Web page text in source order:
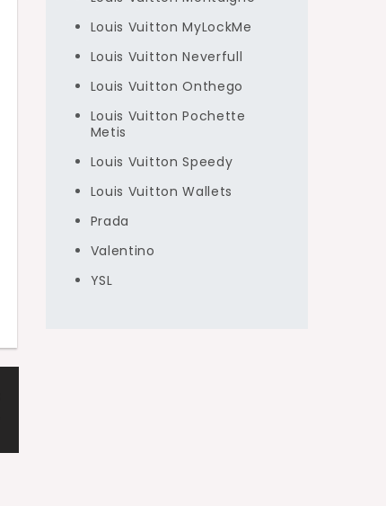
Louis Vuitton MyLockMe
Louis Vuitton Neverfull
Louis Vuitton Onthego
Louis Vuitton Pochette
Metis
Louis Vuitton Speedy
Louis Vuitton Wallets
Prada
Valentino
YSL